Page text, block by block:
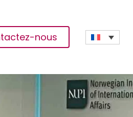
nous